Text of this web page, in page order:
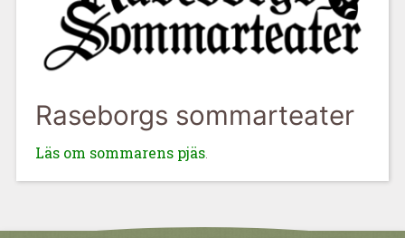
Raseborgs sommarteater
Läs om sommarens pjäs.